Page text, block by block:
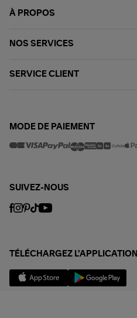
À PROPOS
NOS SERVICES
SERVICE CLIENT
MODE DE PAIEMENT
SUIVEZ-NOUS
TÉLÉCHARGEZ L'APPLICATION